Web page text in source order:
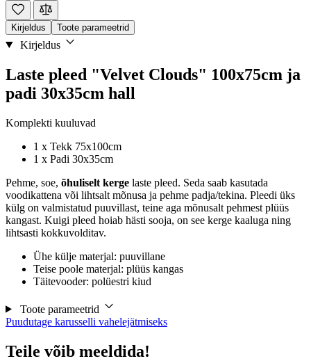
Kirjeldus Toote parameetrid
Kirjeldus
Laste pleed "Velvet Clouds" 100x75cm ja
padi 30x35cm hall
Komplekti kuuluvad
1 x Tekk 75x100cm
1 x Padi 30x35cm
Pehme, soe, õhuliselt kerge laste pleed. Seda saab kasutada
voodikattena või lihtsalt mõnusa ja pehme padja/tekina. Pleedi üks
külg on valmistatud puuvillast, teine aga mõnusalt pehmest plüüs
kangast. Kuigi pleed hoiab hästi sooja, on see kerge kaaluga ning
lihtsasti kokkuvolditav.
Ühe külje materjal: puuvillane
Teise poole materjal: plüüs kangas
Täitevooder: polüestri kiud
Toote parameetrid
Puudutage karusselli vahelejätmiseks
Teile võib meeldida!